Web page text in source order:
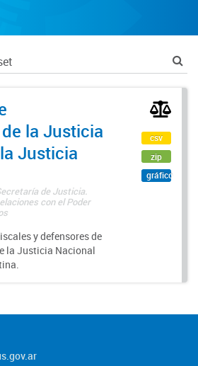
la Justicia
Justicia
de Justicia.
con el Poder
y defensores de
la Justicia Nacional
csv
zip
gráfico